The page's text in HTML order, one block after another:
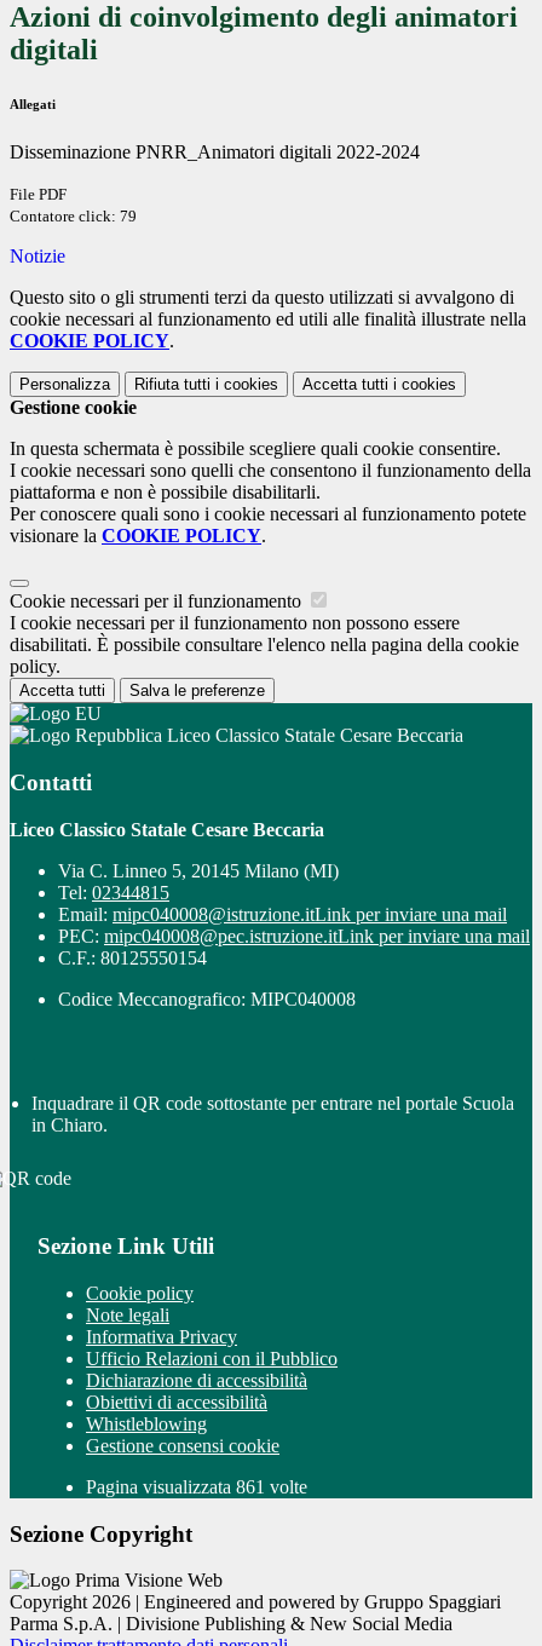
Azioni di coinvolgimento degli animatori
digitali
Allegati
Disseminazione PNRR_Animatori digitali 2022-2024
File PDF
Contatore click: 79
Notizie
Questo sito o gli strumenti terzi da questo utilizzati si avvalgono di
cookie necessari al funzionamento ed utili alle finalità illustrate nella
COOKIE POLICY.
Personalizza Rifiuta tutti i cookies Accetta tutti i cookies
Gestione cookie
In questa schermata è possibile scegliere quali cookie consentire.
I cookie necessari sono quelli che consentono il funzionamento della
piattaforma e non è possibile disabilitarli.
Per conoscere quali sono i cookie necessari al funzionamento potete
visionare la COOKIE POLICY.
Cookie necessari per il funzionamento
I cookie necessari per il funzionamento non possono essere
disabilitati. È possibile consultare l'elenco nella pagina della cookie
policy.
Accetta tutti Salva le preferenze
Liceo Classico Statale Cesare Beccaria
Contatti
Liceo Classico Statale Cesare Beccaria
Via C. Linneo 5, 20145 Milano (MI)
Tel: 02344815
Email: mipc040008@istruzione.itLink per inviare una mail
PEC: mipc040008@pec.istruzione.itLink per inviare una mail
C.F.: 80125550154
Codice Meccanografico: MIPC040008
Inquadrare il QR code sottostante per entrare nel portale Scuola
in Chiaro.
Sezione Link Utili
Cookie policy
Note legali
Informativa Privacy
Ufficio Relazioni con il Pubblico
Dichiarazione di accessibilità
Obiettivi di accessibilità
Whistleblowing
Gestione consensi cookie
Pagina visualizzata 861 volte
Sezione Copyright
Copyright 2026 | Engineered and powered by Gruppo Spaggiari
Parma S.p.A. | Divisione Publishing & New Social Media